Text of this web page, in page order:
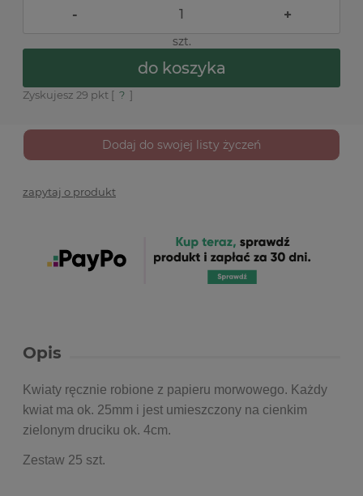
- +
szt.
do koszyka
Zyskujesz 29 pkt [ ? ]
Dodaj do swojej listy życzeń
zapytaj o produkt
Opis
Kwiaty ręcznie robione z papieru morwowego. Każdy
kwiat ma ok. 25mm i jest umieszczony na cienkim
zielonym druciku ok. 4cm.
Zestaw 25 szt.